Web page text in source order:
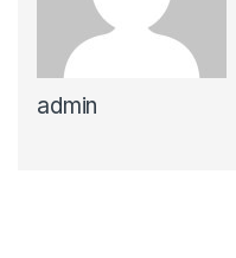
admin